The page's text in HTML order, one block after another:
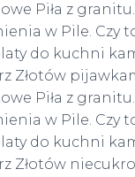
Piła z granitu.
w Pile. Czy
do kuchni
Złotów
Piła z granitu.
w Pile. Czy
do kuchni
Złotów